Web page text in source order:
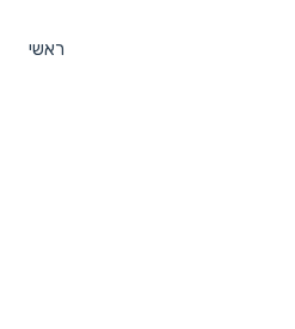
ראשי